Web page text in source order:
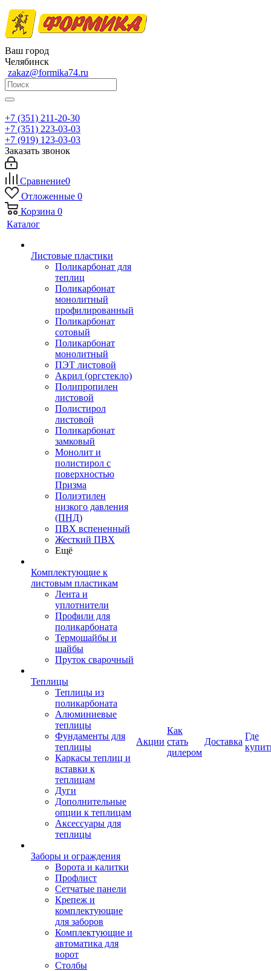
Ваш город
Челябинск
zakaz@formika74.ru
+7 (351) 211-20-30
+7 (351) 223-03-03
+7 (919) 123-03-03
Заказать звонок
Сравнение0
Отложенные 0
Корзина 0
Каталог
Листовые пластики
Поликарбонат для
теплиц
Поликарбонат
монолитный
профилированный
Поликарбонат
сотовый
Поликарбонат
монолитный
ПЭТ листовой
Акрил (оргстекло)
Полипропилен
листовой
Полистирол
листовой
Поликарбонат
замковый
Монолит и
полистирол с
поверхностью
Призма
Полиэтилен
низкого давления
(ПНД)
ПВХ вспененный
Жесткий ПВХ
Ещё
Комплектующие к
листовым пластикам
Лента и
уплотнители
Профили для
поликарбоната
Термошайбы и
шайбы
Пруток сварочный
Теплицы
Теплицы из
поликарбоната
Алюминиевые
теплицы
Фундаменты для
теплицы
Каркасы теплиц и
вставки к
теплицам
Дуги
Дополнительные
опции к теплицам
Аксессуары для
теплицы
Заборы и ограждения
Ворота и калитки
Профлист
Сетчатые панели
Крепеж и
комплектующие
для заборов
Комплектующие и
автоматика для
ворот
Столбы
Акции
Как
стать
дилером
Доставка
Где